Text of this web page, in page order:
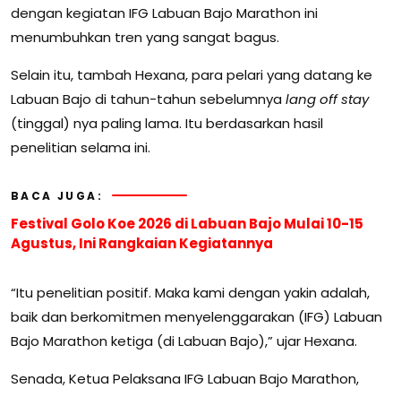
dengan kegiatan IFG Labuan Bajo Marathon ini
menumbuhkan tren yang sangat bagus.
Selain itu, tambah Hexana, para pelari yang datang ke
Labuan Bajo di tahun-tahun sebelumnya lang off stay
(tinggal) nya paling lama. Itu berdasarkan hasil
penelitian selama ini.
BACA JUGA:
Festival Golo Koe 2026 di Labuan Bajo Mulai 10-15
Agustus, Ini Rangkaian Kegiatannya
“Itu penelitian positif. Maka kami dengan yakin adalah,
baik dan berkomitmen menyelenggarakan (IFG) Labuan
Bajo Marathon ketiga (di Labuan Bajo),” ujar Hexana.
Senada, Ketua Pelaksana IFG Labuan Bajo Marathon,